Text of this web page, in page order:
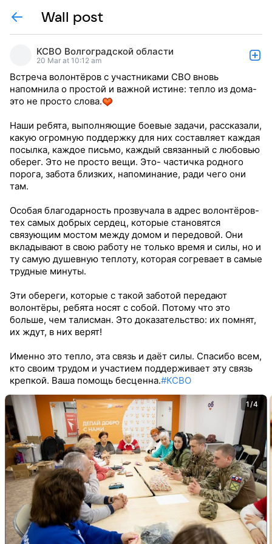
Wall post
КСВО Волгоградской области
20 Mar at 10:12 am
Встреча волонтёров с участниками СВО вновь
напомнила о простой и важной истине: тепло из дома-
это не просто слова.
Наши ребята, выполняющие боевые задачи, рассказали,
какую огромную поддержку для них составляет каждая
посылка, каждое письмо, каждый связанный с любовью
оберег. Это не просто вещи. Это- частичка родного
порога, забота близких, напоминание, ради чего они
там.
Особая благодарность прозвучала в адрес волонтёров-
тех самых добрых сердец, которые становятся
связующим мостом между домом и передовой. Они
вкладывают в свою работу не только время и силы, но и
ту самую душевную теплоту, которая согревает в самые
трудные минуты.
Эти обереги, которые с такой заботой передают
волонтёры, ребята носят с собой. Потому что это
больше, чем талисман. Это доказательство: их помнят,
их ждут, в них верят!
Именно это тепло, эта связь и даёт силы. Спасибо всем,
кто своим трудом и участием поддерживает эту связь
крепкой. Ваша помощь бесценна.#КСВО
1/4